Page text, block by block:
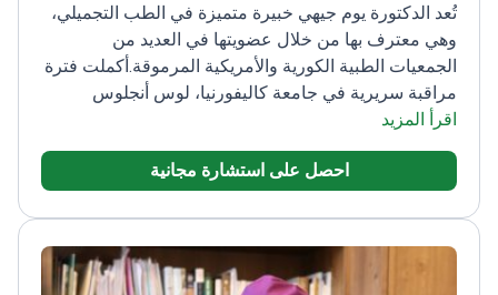
تُعد الدكتورة يوم جيهي خبيرة متميزة في الطب التجميلي،
وهي معترف بها من خلال عضويتها في العديد من
الجمعيات الطبية الكورية والأمريكية المرموقة.أكملت فترة
مراقبة سريرية في جامعة كاليفورنيا، لوس أنجلوس
(UCLA)
متخصصة في طب الليزر واستعادة الشعر
العديد من العيادات الرائدة في كوريا الجنوبية
اقرأ المزيد
احصل على استشارة مجانية